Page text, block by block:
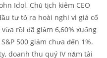
Idol, Chủ tịch kiêm CEO
tư tỏ ra hoài nghi vì giá cổ
rồi đã giảm 6,60% xuống
500 giảm chưa đến 1%.
doanh thu quý IV năm tài